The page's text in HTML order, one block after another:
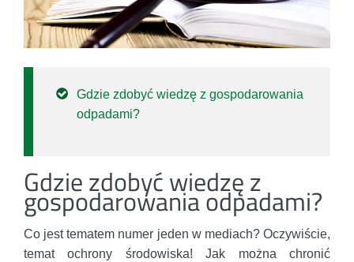
Gdzie zdobyć wiedzę z gospodarowania
odpadami?
Gdzie zdobyć wiedzę z
gospodarowania odpadami?
Co jest tematem numer jeden w mediach? Oczywiście,
temat ochrony środowiska! Jak można chronić